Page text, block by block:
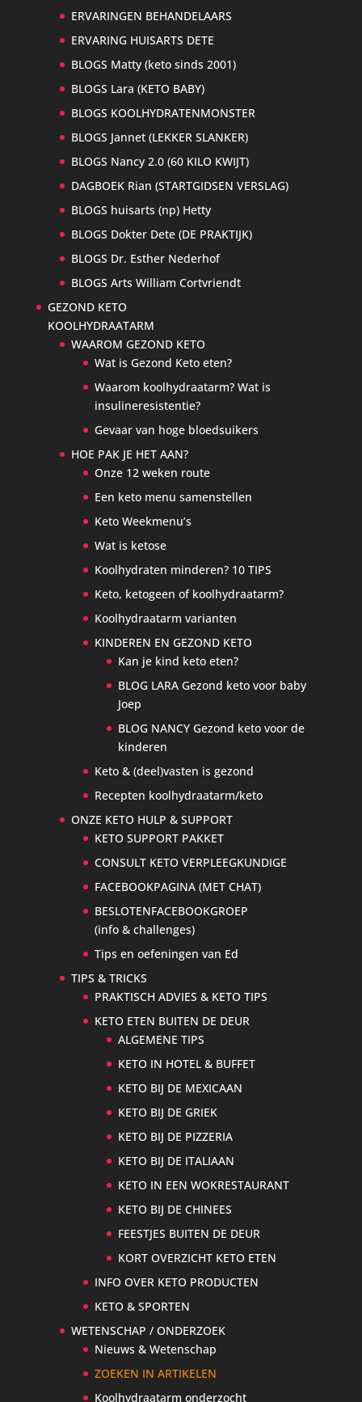
ERVARINGEN BEHANDELAARS
ERVARING HUISARTS DETE
BLOGS Matty (keto sinds 2001)
BLOGS Lara (KETO BABY)
BLOGS KOOLHYDRATENMONSTER
BLOGS Jannet (LEKKER SLANKER)
BLOGS Nancy 2.0 (60 KILO KWIJT)
DAGBOEK Rian (STARTGIDSEN VERSLAG)
BLOGS huisarts (np) Hetty
BLOGS Dokter Dete (DE PRAKTIJK)
BLOGS Dr. Esther Nederhof
BLOGS Arts William Cortvriendt
GEZOND KETO
KOOLHYDRAATARM
WAAROM GEZOND KETO
Wat is Gezond Keto eten?
Waarom koolhydraatarm? Wat is
insulineresistentie?
Gevaar van hoge bloedsuikers
HOE PAK JE HET AAN?
Onze 12 weken route
Een keto menu samenstellen
Keto Weekmenu’s
Wat is ketose
Koolhydraten minderen? 10 TIPS
Keto, ketogeen of koolhydraatarm?
Koolhydraatarm varianten
KINDEREN EN GEZOND KETO
Kan je kind keto eten?
BLOG LARA Gezond keto voor baby
Joep
BLOG NANCY Gezond keto voor de
kinderen
Keto & (deel)vasten is gezond
Recepten koolhydraatarm/keto
ONZE KETO HULP & SUPPORT
KETO SUPPORT PAKKET
CONSULT KETO VERPLEEGKUNDIGE
FACEBOOKPAGINA (MET CHAT)
BESLOTENFACEBOOKGROEP
(info & challenges)
Tips en oefeningen van Ed
TIPS & TRICKS
PRAKTISCH ADVIES & KETO TIPS
KETO ETEN BUITEN DE DEUR
ALGEMENE TIPS
KETO IN HOTEL & BUFFET
KETO BIJ DE MEXICAAN
KETO BIJ DE GRIEK
KETO BIJ DE PIZZERIA
KETO BIJ DE ITALIAAN
KETO IN EEN WOKRESTAURANT
KETO BIJ DE CHINEES
FEESTJES BUITEN DE DEUR
KORT OVERZICHT KETO ETEN
INFO OVER KETO PRODUCTEN
KETO & SPORTEN
WETENSCHAP / ONDERZOEK
Nieuws & Wetenschap
ZOEKEN IN ARTIKELEN
Koolhydraatarm onderzocht